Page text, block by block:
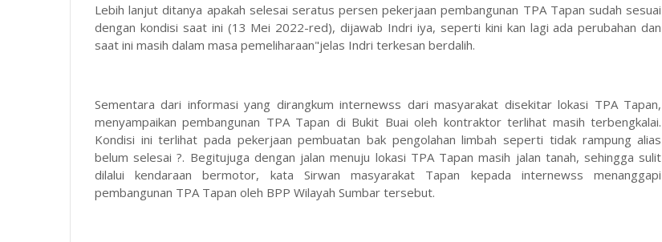
Lebih lanjut ditanya apakah selesai seratus persen pekerjaan pembangunan TPA Tapan sudah sesuai
dengan kondisi saat ini (13 Mei 2022-red), dijawab Indri iya, seperti kini kan lagi ada perubahan dan
saat ini masih dalam masa pemeliharaan"jelas Indri terkesan berdalih.
Sementara dari informasi yang dirangkum internewss dari masyarakat disekitar lokasi TPA Tapan,
menyampaikan pembangunan TPA Tapan di Bukit Buai oleh kontraktor terlihat masih terbengkalai.
Kondisi ini terlihat pada pekerjaan pembuatan bak pengolahan limbah seperti tidak rampung alias
belum selesai ?. Begitujuga dengan jalan menuju lokasi TPA Tapan masih jalan tanah, sehingga sulit
dilalui kendaraan bermotor, kata Sirwan masyarakat Tapan kepada internewss menanggapi
pembangunan TPA Tapan oleh BPP Wilayah Sumbar tersebut.